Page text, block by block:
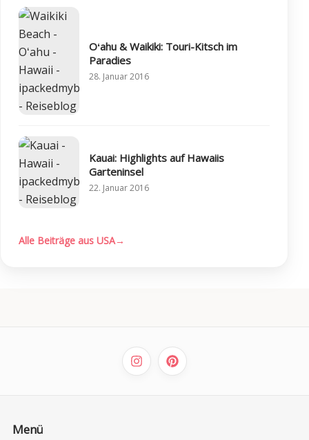
Oʻahu & Waikiki: Touri-Kitsch im
Paradies
28. Januar 2016
Kauai: Highlights auf Hawaiis
Garteninsel
22. Januar 2016
Alle Beiträge aus USA→
Menü